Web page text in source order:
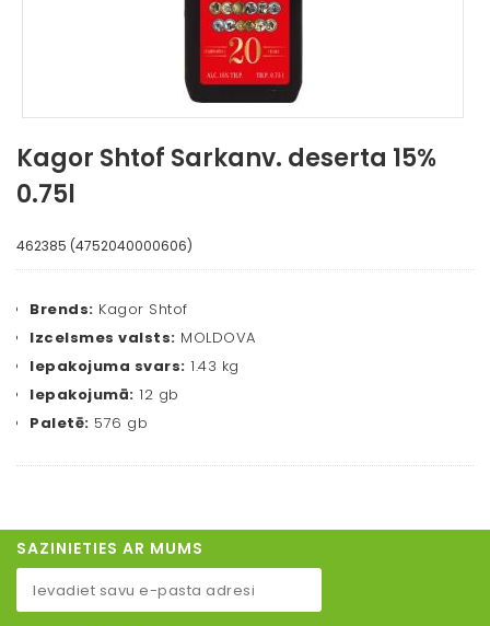
Kagor Shtof Sarkanv. deserta 15%
0.75l
462385 (4752040000606)
Brends: Kagor Shtof
Izcelsmes valsts: MOLDOVA
Iepakojuma svars: 1.43 kg
Iepakojumā: 12 gb
Paletē: 576 gb
SAZINIETIES AR MUMS